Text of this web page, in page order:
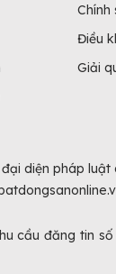
Điều
Giải
diện pháp
cầu đăng tin